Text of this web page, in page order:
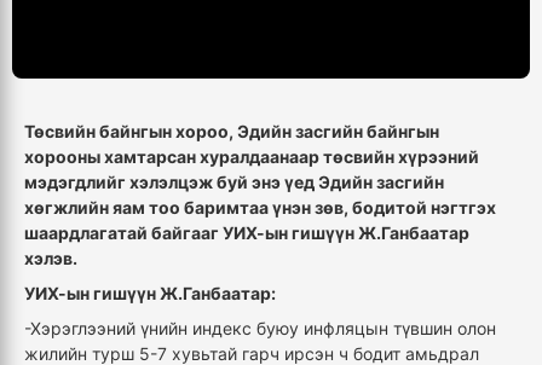
Төсвийн байнгын хороо, Эдийн засгийн байнгын
хорооны хамтарсан хуралдаанаар төсвийн хүрээний
мэдэгдлийг хэлэлцэж буй энэ үед Эдийн засгийн
хөгжлийн яам тоо баримтаа үнэн зөв, бодитой нэгтгэх
шаардлагатай байгааг УИХ-ын гишүүн Ж.Ганбаатар
хэлэв.
УИХ-ын гишүүн Ж.Ганбаатар:
-Хэрэглээний үнийн индекс буюу инфляцын түвшин олон
жилийн турш 5-7 хувьтай гарч ирсэн ч бодит амьдрал